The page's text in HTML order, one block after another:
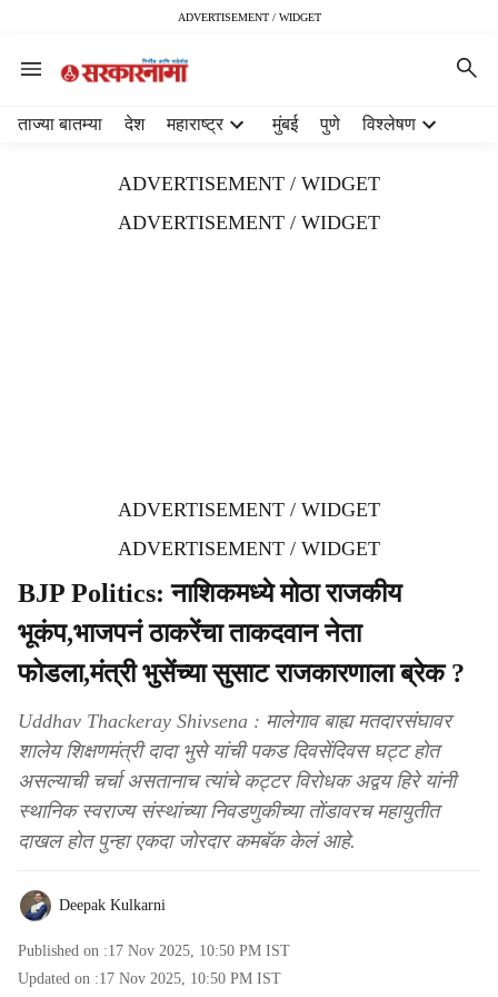
ADVERTISEMENT / WIDGET
ताज्या बातम्या देश महाराष्ट्र मुंबई पुणे विश्लेषण
ADVERTISEMENT / WIDGET
ADVERTISEMENT / WIDGET
ADVERTISEMENT / WIDGET
ADVERTISEMENT / WIDGET
BJP Politics: नाशिकमध्ये मोठा राजकीय
भूकंप,भाजपनं ठाकरेंचा ताकदवान नेता
फोडला,मंत्री भुसेंच्या सुसाट राजकारणाला ब्रेक ?
Uddhav Thackeray Shivsena : मालेगाव बाह्य मतदारसंघावर
शालेय शिक्षणमंत्री दादा भुसे यांची पकड दिवसेंदिवस घट्ट होत
असल्याची चर्चा असतानाच त्यांचे कट्टर विरोधक अद्वय हिरे यांनी
स्थानिक स्वराज्य संस्थांच्या निवडणुकीच्या तोंडावरच महायुतीत
दाखल होत पुन्हा एकदा जोरदार कमबॅक केलं आहे.
Deepak Kulkarni
Published on :17 Nov 2025, 10:50 PM IST
Updated on :17 Nov 2025, 10:50 PM IST